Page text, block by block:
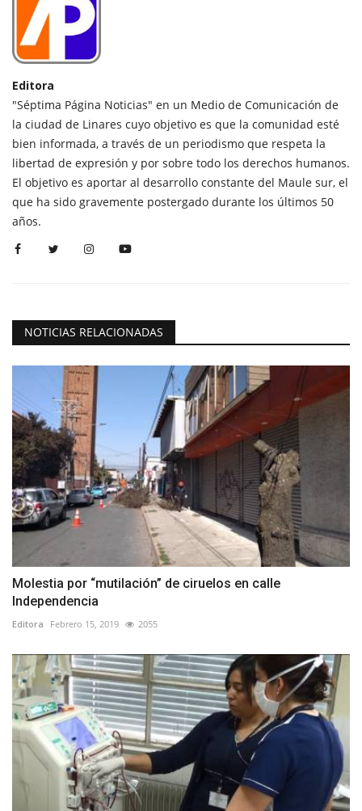
Editora
"Séptima Página Noticias" en un Medio de Comunicación de
la ciudad de Linares cuyo objetivo es que la comunidad esté
bien informada, a través de un periodismo que respeta la
libertad de expresión y por sobre todo los derechos humanos.
El objetivo es aportar al desarrollo constante del Maule sur, el
que ha sido gravemente postergado durante los últimos 50
años.
NOTICIAS RELACIONADAS
Molestia por “mutilación” de ciruelos en calle
Independencia
Editora Febrero 15, 2019 2055